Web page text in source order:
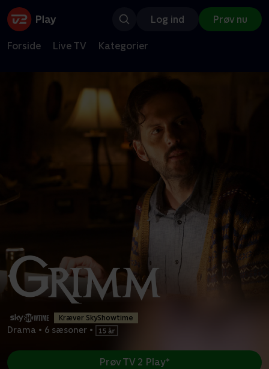
Log ind Prøv nu
Forside Live TV Kategorier
Kræver SkyShowtime
Drama • 6 sæsoner •
Prøv TV 2 Play*